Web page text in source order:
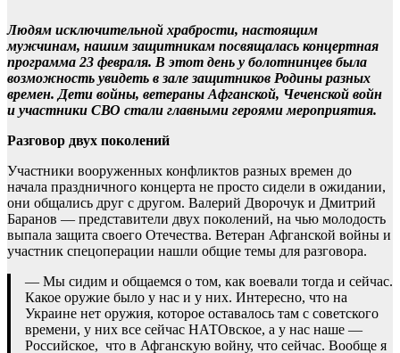
Людям исключительной храбрости, настоящим
мужчинам, нашим защитникам посвящалась концертная
программа 23 февраля. В этот день у болотнинцев была
возможность увидеть в зале защитников Родины разных
времен. Дети войны, ветераны Афганской, Чеченской войн
и участники СВО стали главными героями мероприятия.
Разговор двух поколений
Участники вооруженных конфликтов разных времен до
начала праздничного концерта не просто сидели в ожидании,
они общались друг с другом. Валерий Дворочук и Дмитрий
Баранов — представители двух поколений, на чью молодость
выпала защита своего Отечества. Ветеран Афганской войны и
участник спецоперации нашли общие темы для разговора.
— Мы сидим и общаемся о том, как воевали тогда и сейчас.
Какое оружие было у нас и у них. Интересно, что на
Украине нет оружия, которое оставалось там с советского
времени, у них все сейчас НАТОвское, а у нас наше —
Российское, что в Афганскую войну, что сейчас. Вообще я